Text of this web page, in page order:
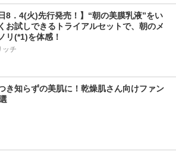
日8．4(火)先行発売！】“朝の美膜乳液”をい
お試しできるトライアルセットで、朝のメ
リ(*1)を体感！
ッチ
き知らずの美肌に！乾燥肌さん向けファン